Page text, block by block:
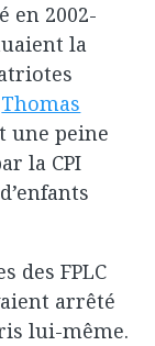
en 2002-
la
Thomas
une peine
la CPI
des FPLC
arrêté
lui-même.